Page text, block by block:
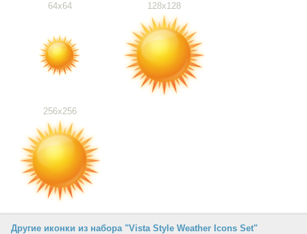
64x64 128x128
256x256
Другие иконки из набора "Vista Style Weather Icons Set"